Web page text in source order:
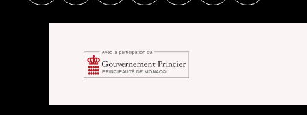
utilise des cookies. Le cookie a pour but de signaler votre passage
À quoi servent ces cookies ?